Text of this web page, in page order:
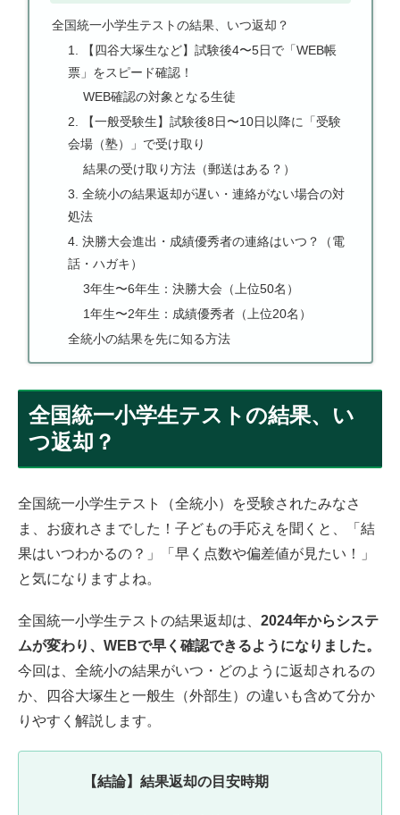
全国統一小学生テストの結果、いつ返却？
1. 【四谷大塚生など】試験後4〜5日で「WEB帳
票」をスピード確認！
WEB確認の対象となる生徒
2. 【一般受験生】試験後8日〜10日以降に「受験
会場（塾）」で受け取り
結果の受け取り方法（郵送はある？）
3. 全統小の結果返却が遅い・連絡がない場合の対
処法
4. 決勝大会進出・成績優秀者の連絡はいつ？（電
話・ハガキ）
3年生〜6年生：決勝大会（上位50名）
1年生〜2年生：成績優秀者（上位20名）
全統小の結果を先に知る方法
全国統一小学生テストの結果、い
つ返却？
全国統一小学生テスト（全統小）を受験されたみなさ
ま、お疲れさまでした！子どもの手応えを聞くと、「結
果はいつわかるの？」「早く点数や偏差値が見たい！」
と気になりますよね。
全国統一小学生テストの結果返却は、 2024年からシステ
ムが変わり、WEBで早く確認できるようになりました。
今回は、全統小の結果がいつ・どのように返却されるの
か、四谷大塚生と一般生（外部生）の違いも含めて分か
りやすく解説します。
【結論】結果返却の目安時期